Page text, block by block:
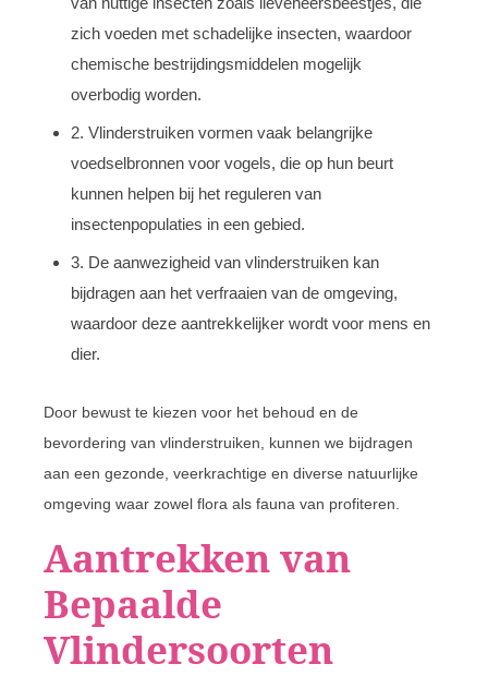
zich voeden met schadelijke insecten, waardoor
chemische bestrijdingsmiddelen mogelijk
overbodig worden.
2. Vlinderstruiken vormen vaak belangrijke
voedselbronnen voor vogels, die op hun beurt
kunnen helpen bij het reguleren van
insectenpopulaties in een gebied.
3. De aanwezigheid van vlinderstruiken kan
bijdragen aan het verfraaien van de omgeving,
waardoor deze aantrekkelijker wordt voor mens en
dier.
Door bewust te kiezen voor het behoud en de
bevordering van vlinderstruiken, kunnen we bijdragen
aan een gezonde, veerkrachtige en diverse natuurlijke
omgeving waar zowel flora als fauna van profiteren.
Aantrekken van
Bepaalde
Vlindersoorten